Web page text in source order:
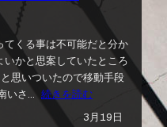
てくる事は不可能だと分か
いかと思案していたところ
思いついたので移動手段
いさ… 続きを読む
3月19日